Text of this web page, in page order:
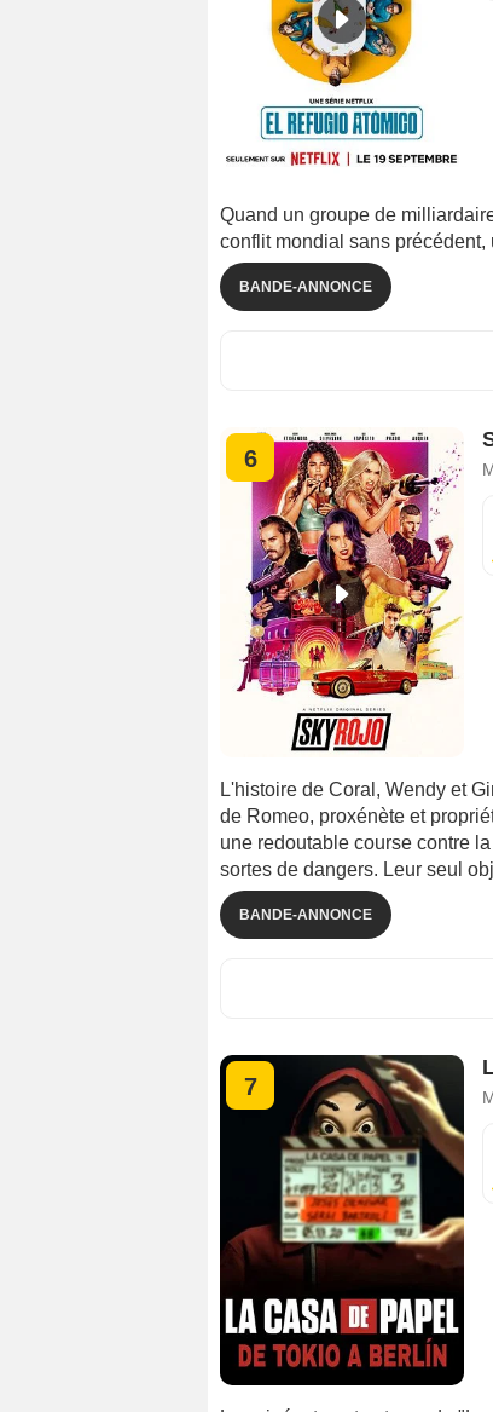
Quand un groupe de
conflit mondial sans
BANDE-ANNONCE
6
L'histoire de Coral, Wendy et
de Romeo, proxénète et
une redoutable course contre
sortes de dangers. Leur seul
BANDE-ANNONCE
7